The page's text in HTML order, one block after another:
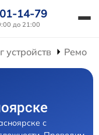
14-79
до 21:00
устройств
с